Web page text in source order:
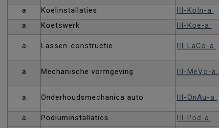
a
Koelinstallaties
III-KoIn-a
a
Koetswerk III-Koe-a
a Lassen-constructie III-LaCo-a
a Mechanische vormgeving III-MeVo-a
a Onderhoudsmechanica auto III-OnAu-a
a Podiuminstallaties III-Pod-a